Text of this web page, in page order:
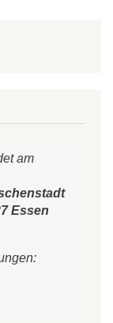
am
Essen